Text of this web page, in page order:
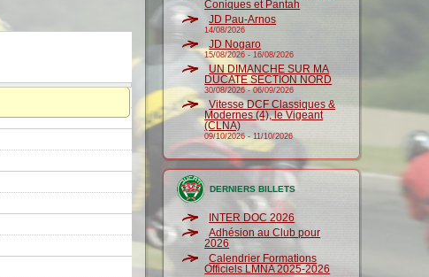
Coniques et Pantah
JD Pau-Arnos
14/08/2026
JD Nogaro
15/08/2026 -16/08/2026
UN DIMANCHE SUR MA
DUCATE SECTION NORD
30/08/2026-06/09/2026
Vitesse DCF Classiques &
Modernes (4), le Vigeant
(CLNA)
09/10/2026-11/10/2026
DERNIERS BILLETS
INTER DOC 2026
Adhésion au Club pour
2026
Calendrier Formations
Officiels LMNA 2025-2026